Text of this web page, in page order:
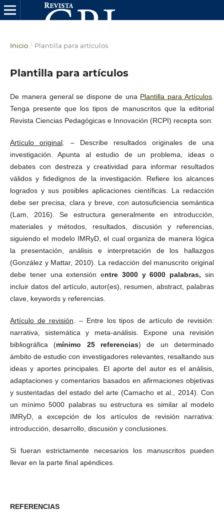
Inicio / Plantilla para artículos
Plantilla para artículos
De manera general se dispone de una Plantilla para Artículos
Tenga presente que los tipos de manuscritos que la editorial
Revista Ciencias Pedagógicas e Innovación (RCPI) recepta son:
Artículo original . – Describe resultados originales de una
investigación. Apunta al estudio de un problema, ideas o
debates con destreza y creatividad para informar resultados
válidos y fidedignos de la investigación. Refiere los alcances
logrados y sus posibles aplicaciones científicas. La redacción
debe ser precisa, clara y breve, con autosuficiencia semántica
(Lam, 2016). Se estructura generalmente en introducción,
materiales y métodos, resultados, discusión y referencias,
siguiendo el modelo IMRyD, el cual organiza de manera lógica
la presentación, análisis e interpretación de los hallazgos
(González y Mattar, 2010). La redacción del manuscrito original
debe tener una extensión entre 3000 y 6000 palabras, sin
incluir datos del artículo, autor(es), resumen, abstract, palabras
clave, keywords y referencias.
Artículo de revisión . – Entre los tipos de artículo de revisión:
narrativa, sistemática y meta-análisis. Expone una revisión
bibliográfica (mínimo 25 referencias) de un determinado
ámbito de estudio con investigadores relevantes, resaltando sus
ideas y aportes principales. El aporte del autor es el análisis,
adaptaciones y comentarios basados en afirmaciones objetivas
y sustentadas del estado del arte (Camacho et al., 2014). Con
un mínimo 5000 palabras su estructura es similar al modelo
IMRyD, a excepción de los artículos de revisión narrativa:
introducción, desarrollo, discusión y conclusiones.
Si fueran estrictamente necesarios los manuscritos pueden
llevar en la parte final apéndices.
REFERENCIAS